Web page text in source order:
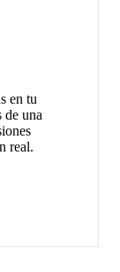
en tu
de una
real.